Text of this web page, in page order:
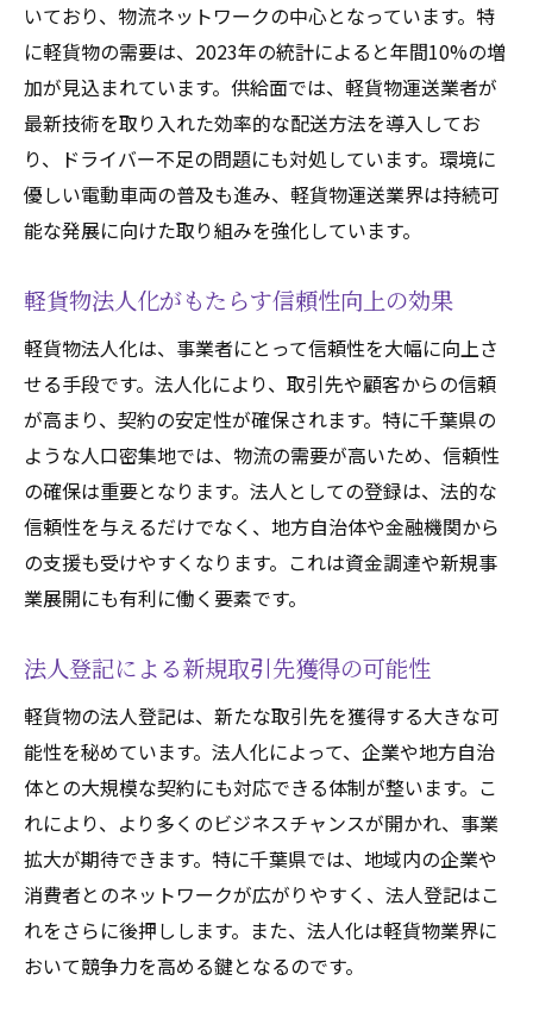
顧客ニーズに応える柔軟なサービス展開
法人登記による軽貨物運送業の信頼性向上と千
葉県での展開
顧客からの信頼を得るための法人化の重要
性
千葉県での信頼性向上事例とその効果
信頼性を高めるためのサービス品質管理
法人化によるリスクマネジメントの強化
地域社会への貢献を通じたブランド構築
軽貨物法人化が千葉県での税務戦略に与える影
響
法人税制の理解と適用による節税効果
千葉県特有の税制優遇措置の活用法
法人化による経費管理と利益最大化
税務監査に備えた適切な会計処理
財務健全性向上のための法人化のメリット
千葉県の法人登記で実現する軽貨物運送業の効
率化
効率化を推進するための法人組織体制
千葉県での運送ルート最適化事例
法人化がもたらす人材管理の改善
業務オペレーションの効率化手法
法人化によるIT技術活用の促進
いており、物流ネットワークの中心となっています。特
に軽貨物の需要は、2023年の統計によると年間10%の増
加が見込まれています。供給面では、軽貨物運送業者が
最新技術を取り入れた効率的な配送方法を導入してお
り、ドライバー不足の問題にも対処しています。環境に
優しい電動車両の普及も進み、軽貨物運送業界は持続可
能な発展に向けた取り組みを強化しています。
軽貨物法人化がもたらす信頼性向上の効果
軽貨物法人化は、事業者にとって信頼性を大幅に向上さ
せる手段です。法人化により、取引先や顧客からの信頼
が高まり、契約の安定性が確保されます。特に千葉県の
ような人口密集地では、物流の需要が高いため、信頼性
の確保は重要となります。法人としての登録は、法的な
信頼性を与えるだけでなく、地方自治体や金融機関から
の支援も受けやすくなります。これは資金調達や新規事
業展開にも有利に働く要素です。
法人登記による新規取引先獲得の可能性
軽貨物の法人登記は、新たな取引先を獲得する大きな可
能性を秘めています。法人化によって、企業や地方自治
体との大規模な契約にも対応できる体制が整います。こ
れにより、より多くのビジネスチャンスが開かれ、事業
拡大が期待できます。特に千葉県では、地域内の企業や
消費者とのネットワークが広がりやすく、法人登記はこ
れをさらに後押しします。また、法人化は軽貨物業界に
おいて競争力を高める鍵となるのです。